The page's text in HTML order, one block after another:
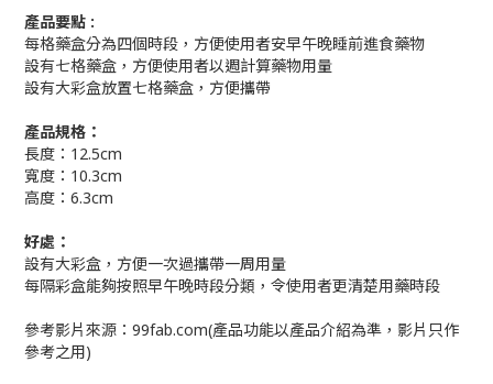
產品要點 :
每格藥盒分為四個時段，方便使用者安早午晚睡前進食藥物
設有七格藥盒，方便使用者以週計算藥物用量
設有大彩盒放置七格藥盒，方便攜帶
產品規格：
長度：12.5cm
寬度：10.3cm
高度：6.3cm
好處：
設有大彩盒，方便一次過攜帶一周用量
每隔彩盒能夠按照早午晚時段分類，令使用者更清楚用藥時段
參考影片來源：99fab.com(產品功能以產品介紹為準，影片只作
參考之用)